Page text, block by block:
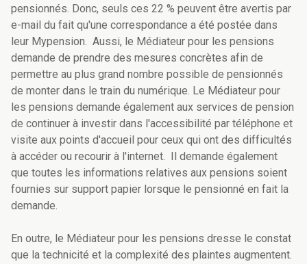
pensionnés. Donc, seuls ces 22 % peuvent être avertis par
e-mail du fait qu'une correspondance a été postée dans
leur Mypension. Aussi, le Médiateur pour les pensions
demande de prendre des mesures concrètes afin de
permettre au plus grand nombre possible de pensionnés
de monter dans le train du numérique. Le Médiateur pour
les pensions demande également aux services de pension
de continuer à investir dans l'accessibilité par téléphone et
visite aux points d'accueil pour ceux qui ont des difficultés
à accéder ou recourir à l'internet. Il demande également
que toutes les informations relatives aux pensions soient
fournies sur support papier lorsque le pensionné en fait la
demande.
En outre, le Médiateur pour les pensions dresse le constat
que la technicité et la complexité des plaintes augmentent.